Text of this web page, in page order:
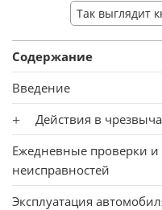
Так выглядит
Содержание
Введение
Действия в
Ежедневные проверки и
неисправностей
Эксплуатация